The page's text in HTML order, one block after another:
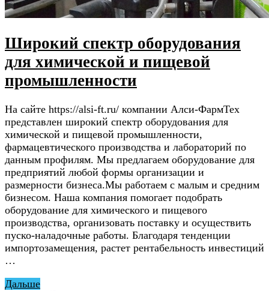
Широкий спектр оборудования
для химической и пищевой
промышленности
На сайте https://alsi-ft.ru/ компании Алси-ФармТех
представлен широкий спектр оборудования для
химической и пищевой промышленности,
фармацевтического производства и лабораторий по
данным профилям. Мы предлагаем оборудование для
предприятий любой формы организации и
размерности бизнеса.Мы работаем с малым и средним
бизнесом. Наша компания помогает подобрать
оборудование для химического и пищевого
производства, организовать поставку и осуществить
пуско-наладочные работы. Благодаря тенденции
импортозамещения, растет рентабельность инвестиций
…
Дальше